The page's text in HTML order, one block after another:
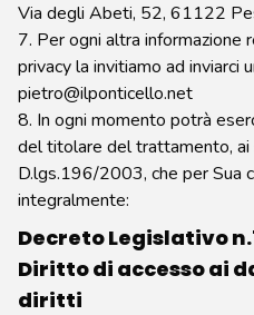
Via degli Abeti, 52, 61122
7. Per ogni altra informazione
privacy la invitiamo ad inviarci
pietro@ilponticello.net
8. In ogni momento potrà
del titolare del trattamento, ai
D.lgs.196/2003, che per Sua
integralmente:
Decreto Legislativo
Diritto di accesso ai
diritti